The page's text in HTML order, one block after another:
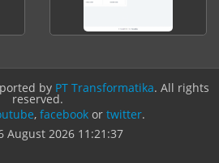
by PT Transformatika. All rights
reserved.
, facebook or twitter.
August 2026 11:21:37